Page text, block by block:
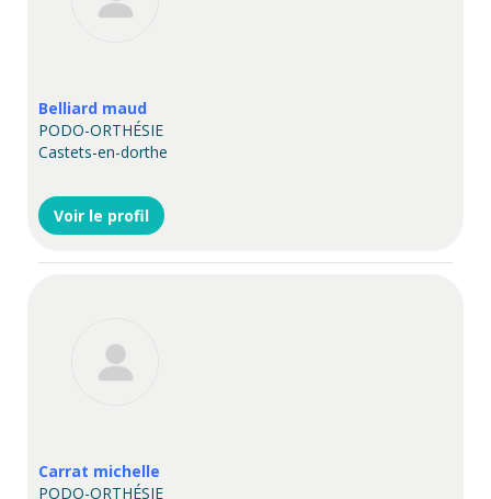
Belliard maud
PODO-ORTHÉSIE
Castets-en-dorthe
Voir le profil
Carrat michelle
PODO-ORTHÉSIE